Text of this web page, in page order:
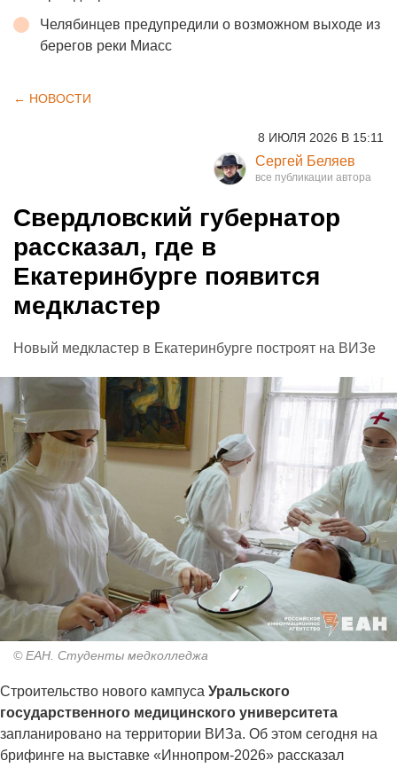
Челябинцев предупредили о возможном выходе из
берегов реки Миасс
← НОВОСТИ
8 ИЮЛЯ 2026 В 15:11
Сергей Беляев
Свердловский губернатор
рассказал, где в
Екатеринбурге появится
медкластер
Новый медкластер в Екатеринбурге построят на ВИЗе
© ЕАН. Студенты медколледжа
Строительство нового кампуса Уральского
государственного медицинского университета
запланировано на территории ВИЗа. Об этом сегодня на
брифинге на выставке «Иннопром-2026» рассказал